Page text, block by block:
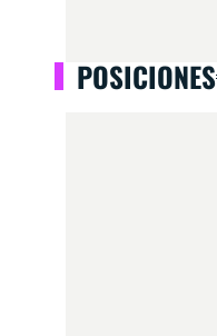
POSICIONES